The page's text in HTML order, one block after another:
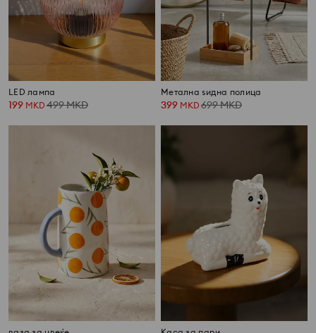
LED лампа
199 MKD 499MKD
Метална ѕидна полица
399 MKD 699MKD